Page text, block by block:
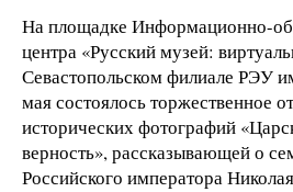
На площадке Информационно-
центра «Русский музей:
Севастопольском филиале РЭУ
мая состоялось торжественное
исторических фотографий
верность», рассказывающей о
Российского императора